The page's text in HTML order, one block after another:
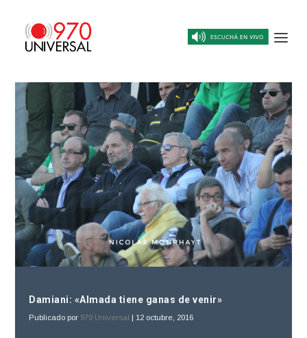
Damiani: «Almada tiene ganas de venir»
Publicado por 970 Universal | 12 octubre, 2016